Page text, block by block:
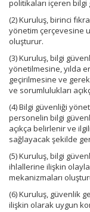
politikaları içeren
(2) Kuruluş, birinci
yönetim çerçevesine
oluşturur.
(3) Kuruluş, bilgi
yönetilmesine, yılda
geçirilmesine ve
ve sorumlulukları
(4) Bilgi güvenliği
personelin bilgi
açıkça belirlenir ve
sağlayacak şekilde
(5) Kuruluş, bilgi
ihlallerine ilişkin
mekanizmaları
(6) Kuruluş, güvenlik
ilişkin olarak uygun